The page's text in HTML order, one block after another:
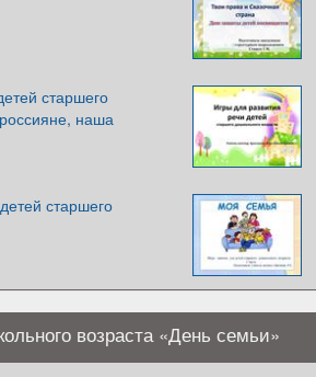
старшего
наша
старшего
возраста «День семьи»